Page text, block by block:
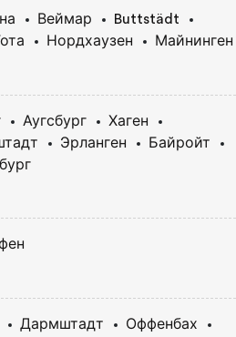
Веймар
Buttstädt
Нордхаузен Майнинген
Аугсбург
Хаген
Эрланген
Байройт
Дармштадт
Оффенбах